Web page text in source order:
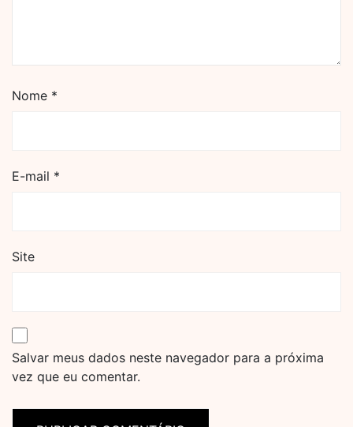
Nome *
E-mail *
Site
Salvar meus dados neste navegador para a próxima
vez que eu comentar.